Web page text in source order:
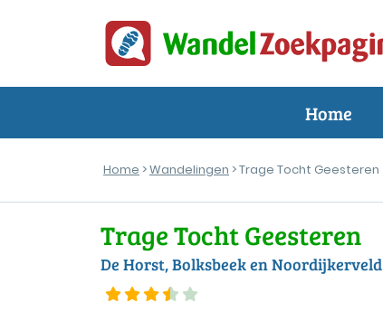
Home
Home >Wandelingen > Trage Tocht Geesteren
Trage Tocht Geesteren
De Horst, Bolksbeek en Noordijkerveld